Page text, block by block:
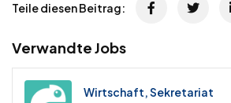
Teile diesen Beitrag:
Verwandte Jobs
Wirtschaft, Sekretariat